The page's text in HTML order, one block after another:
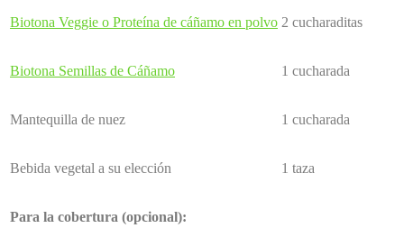
Biotona Veggie o Proteína de cáñamo en polvo 2 cucharaditas
Biotona Semillas de Cáñamo 1 cucharada
Mantequilla de nuez 1 cucharada
Bebida vegetal a su elección 1 taza
Para la cobertura (opcional):